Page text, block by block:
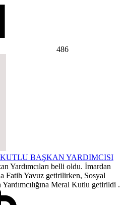
486
BAŞKAN YARDIMCISI
Yardımcıları belli oldu. İmardan
Fatih Yavuz getirilirken, Sosyal
Meral Kutlu getirildi .